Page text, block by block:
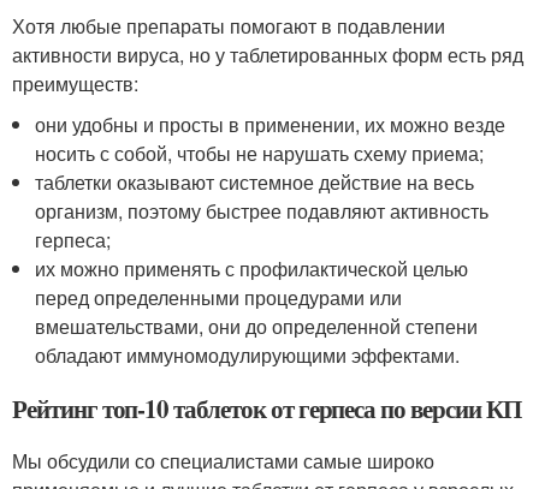
Хотя любые препараты помогают в подавлении
активности вируса, но у таблетированных форм есть ряд
преимуществ:
они удобны и просты в применении, их можно везде
носить с собой, чтобы не нарушать схему приема;
таблетки оказывают системное действие на весь
организм, поэтому быстрее подавляют активность
герпеса;
их можно применять с профилактической целью
перед определенными процедурами или
вмешательствами, они до определенной степени
обладают иммуномодулирующими эффектами.
Рейтинг топ-10 таблеток от герпеса по версии КП
Мы обсудили со специалистами самые широко